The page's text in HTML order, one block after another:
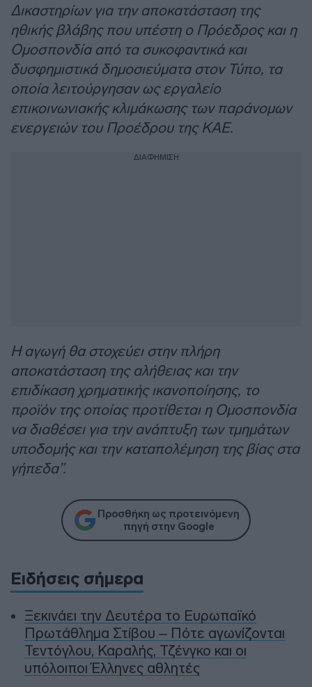
Δικαστηρίων για την αποκατάσταση της
ηθικής βλάβης που υπέστη ο Πρόεδρος και η
Ομοσπονδία από τα συκοφαντικά και
δυσφημιστικά δημοσιεύματα στον Τύπο, τα
οποία λειτούργησαν ως εργαλείο
επικοινωνιακής κλιμάκωσης των παράνομων
ενεργειών του Προέδρου της ΚΑΕ.
ΔΙΑΦΗΜΙΣΗ
Η αγωγή θα στοχεύει στην πλήρη
αποκατάσταση της αλήθειας και την
επιδίκαση χρηματικής ικανοποίησης, το
προϊόν της οποίας προτίθεται η Ομοσπονδία
να διαθέσει για την ανάπτυξη των τμημάτων
υποδομής και την καταπολέμηση της βίας στα
γήπεδα”.
Προσθήκη ως προτεινόμενη
πηγή στην Google
Ειδήσεις σήμερα
Ξεκινάει την Δευτέρα το Ευρωπαϊκό
Πρωτάθλημα Στίβου – Πότε αγωνίζονται
Τεντόγλου, Καραλής, Τζένγκο και οι
υπόλοιποι Έλληνες αθλητές